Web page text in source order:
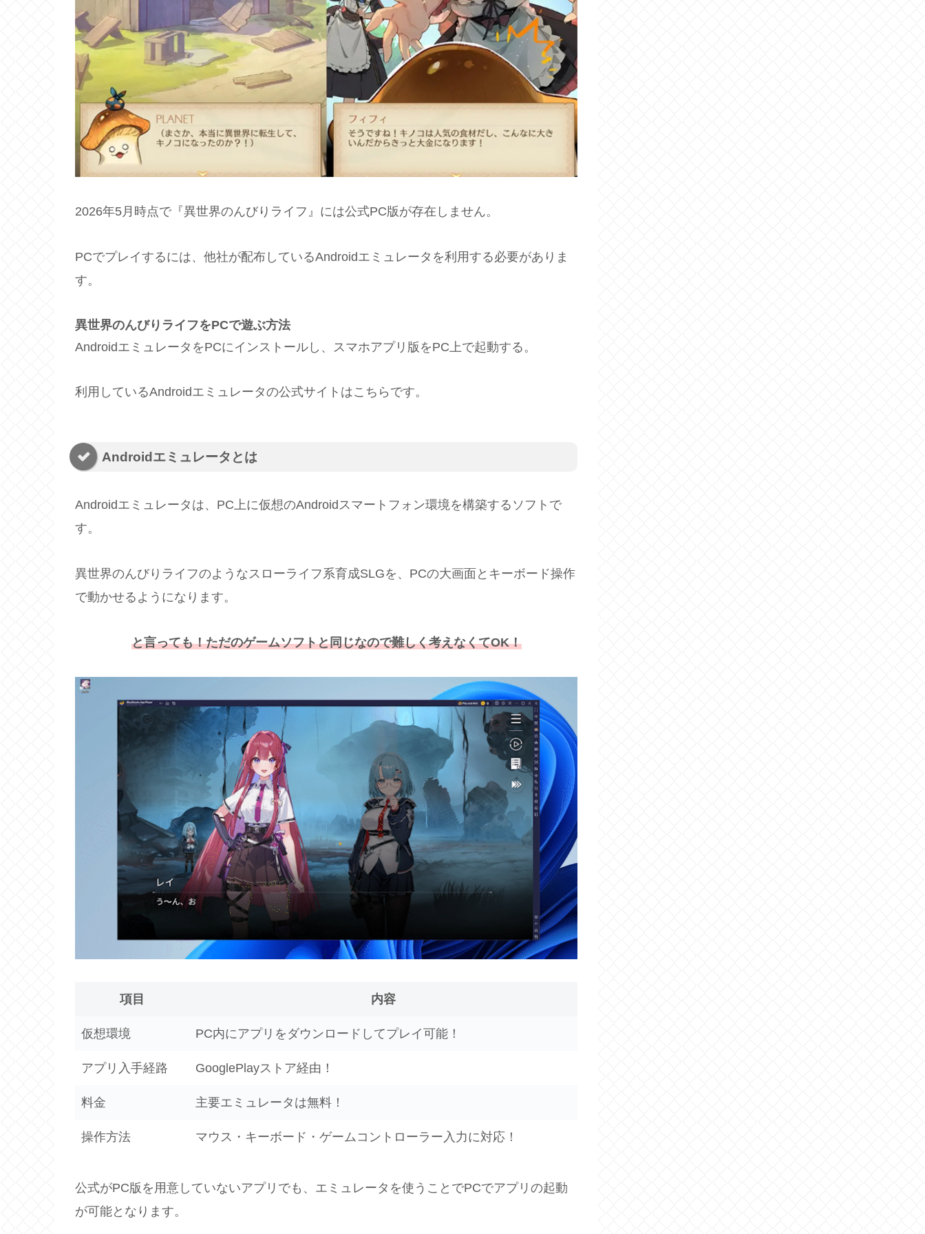
2026年5月時点で『異世界のんびりライフ』には公式PC版が存在しません。
PCでプレイするには、他社が配布しているAndroidエミュレータを利用する必要がありま
す。
異世界のんびりライフをPCで遊ぶ方法
AndroidエミュレータをPCにインストールし、スマホアプリ版をPC上で起動する。
利用しているAndroidエミュレータの公式サイトはこちらです。
Androidエミュレータとは
Androidエミュレータは、PC上に仮想のAndroidスマートフォン環境を構築するソフトで
す。
異世界のんびりライフのようなスローライフ系育成SLGを、PCの大画面とキーボード操作
で動かせるようになります。
と言っても！ただのゲームソフトと同じなので難しく考えなくてOK！
項目 内容
仮想環境 PC内にアプリをダウンロードしてプレイ可能！
アプリ入手経路 GooglePlayストア経由！
料金 主要エミュレータは無料！
操作方法 マウス・キーボード・ゲームコントローラー入力に対応！
公式がPC版を用意していないアプリでも、エミュレータを使うことでPCでアプリの起動
が可能となります。